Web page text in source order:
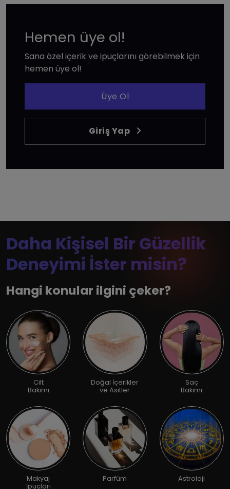
Hemen üye ol!
Sana özel içerik ve ipuçlarını görebilmek için
hemen üye ol!
Üye Ol
Giriş Yap
Daha Kişisel Bir Güzellik
Deneyimi İster misin?
Hangi konular ilgini çeker?
Cilt
Bakımı
Doğal İçerikler
ve Asitler
Saç
Bakımı
Makyaj
İpuçları
Parfüm Astroloji